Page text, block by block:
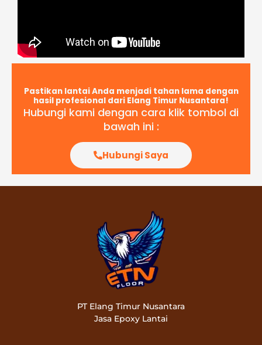
Pastikan lantai Anda menjadi tahan lama dengan
hasil profesional dari Elang Timur Nusantara!
Hubungi kami dengan cara klik tombol di
bawah ini :
Hubungi Saya
PT Elang Timur Nusantara
Jasa Epoxy Lantai